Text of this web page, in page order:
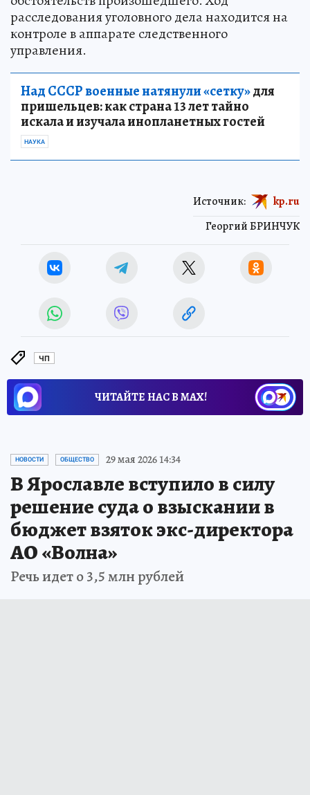
расследования уголовного дела находится на
контроле в аппарате следственного
управления.
Над СССР военные натянули «сетку»для
пришельцев: как страна 13 лет тайно
искала и изучала инопланетных гостей
НАУКА
Георгий БРИНЧУК
Источник: kp.ru
ЧП
ЧИТАЙТЕ НАС В МАХ!
НОВОСТИ ОБЩЕСТВО 29 мая 2026 14:34
В Ярославле вступило в силу
решение суда о взыскании в
бюджет взяток экс-директора
АО «Волна»
Речь идет о 3,5 млн рублей